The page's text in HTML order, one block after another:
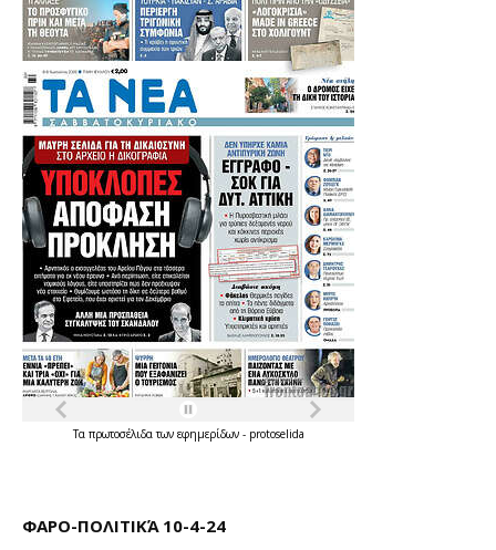
Τα πρωτοσέλιδατων εφημερίδων - protoselida
ΦΑΡΟ-ΠΟΛΙΤΙΚΆ 10-4-24